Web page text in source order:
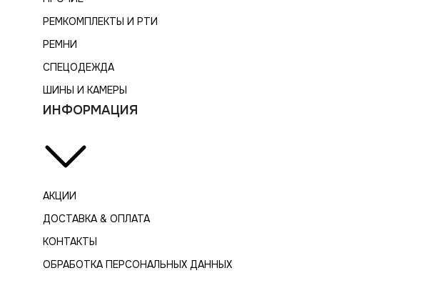
РЕМКОМПЛЕКТЫ И РТИ
РЕМНИ
СПЕЦОДЕЖДА
ШИНЫ И КАМЕРЫ
ИНФОРМАЦИЯ
АКЦИИ
ДОСТАВКА & ОПЛАТА
КОНТАКТЫ
ОБРАБОТКА ПЕРСОНАЛЬНЫХ ДАННЫХ